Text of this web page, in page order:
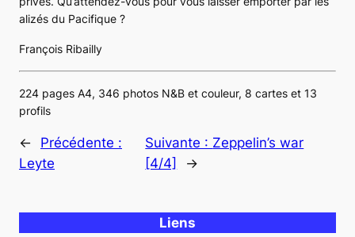
alizés du Pacifique ?
François Ribailly
224 pages A4, 346 photos N&B et couleur, 8 cartes et 13
profils
←
Précédente :
Leyte
Suivante : Zeppelin’s war
[4/4]
→
Liens